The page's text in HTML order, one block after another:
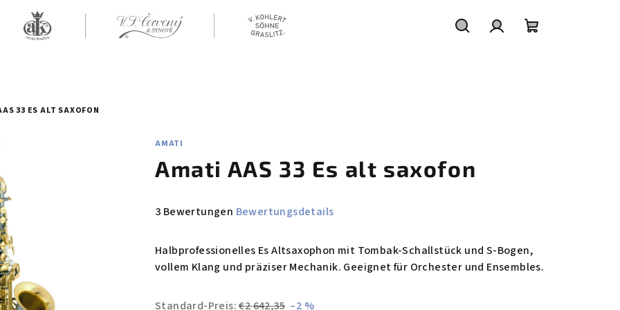
33 ES ALT SAXOFON
AMATI
Amati AAS 33 Es alt saxofon
Die
Produktbewertung
ist
3 Bewertungen Bewertungsdetails
Halbprofessionelles Es Altsaxophon mit Tombak-Schallstück und S-Bogen,
vollem Klang und präziser Mechanik. Geeignet für Orchester und Ensembles.
Standard-Preis: €2 642,35 –2 %